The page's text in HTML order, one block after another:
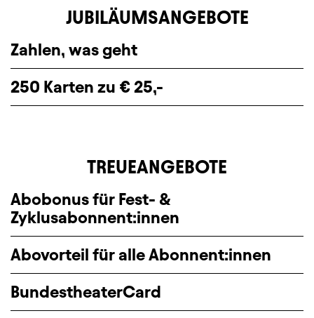
JUBILÄUMSANGEBOTE
Zahlen, was geht
250 Karten zu € 25,-
TREUEANGEBOTE
Abobonus für Fest- &
Zyklusabonnent:innen
Abovorteil für alle Abonnent:innen
BundestheaterCard